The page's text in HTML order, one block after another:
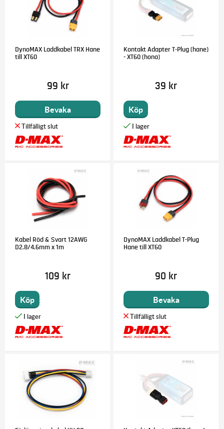
DynoMAX Laddkabel TRX Hane
till XT60
99 kr
Bevaka
Kontakt Adapter T-Plug (hane)
- XT60 (hona)
39 kr
Köp
Kabel Röd & Svart 12AWG
D2.8/4.6mm x 1m
109 kr
Köp
DynoMAX Laddkabel T-Plug
Hane till XT60
90 kr
Bevaka